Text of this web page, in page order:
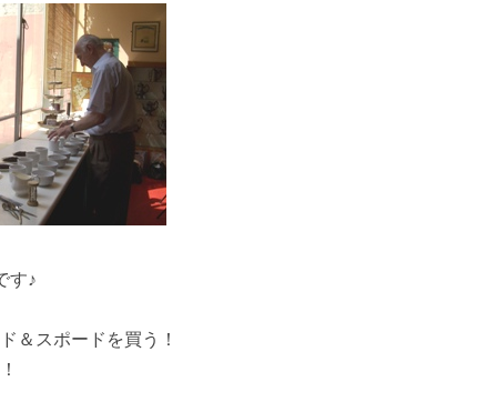
す♪
＆スポードを買う！